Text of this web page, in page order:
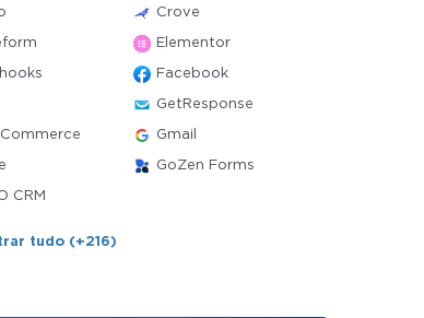
Crove
Elementor
Facebook
GetResponse
Gmail
GoZen Forms
CRM
tudo (+216)